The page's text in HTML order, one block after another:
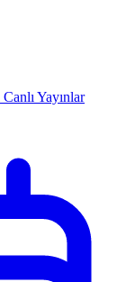
Canlı Yayınlar